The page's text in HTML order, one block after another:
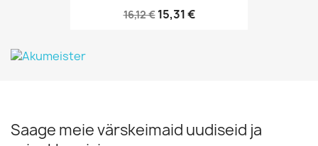
16,12 € 15,31 €
Saage meie värskeimaid uudiseid ja